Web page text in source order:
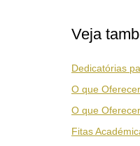
Veja
Dedicatórias
O que
O que
Fitas